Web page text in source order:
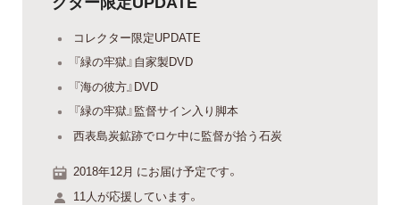
コレクター限定UPDATE
『緑の牢獄』自家製DVD
『海の彼方』DVD
『緑の牢獄』監督サイン入り脚本
西表島炭鉱跡でロケ中に監督が拾う石炭
2018年12月 にお届け予定です。
11人が応援しています。